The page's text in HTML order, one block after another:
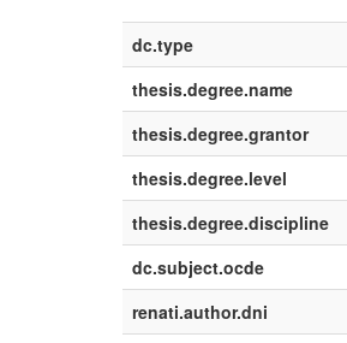
dc.type
thesis.degree.name
thesis.degree.grantor
thesis.degree.level
thesis.degree.discipline
dc.subject.ocde
renati.author.dni